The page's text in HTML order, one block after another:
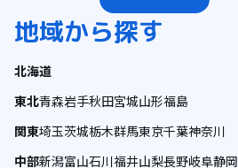
地域から探す
北海道
東北青森岩手秋田宮城山形福島
関東埼玉茨城栃木群馬東京千葉神奈川
中部新潟富山石川福井山梨長野岐阜静岡